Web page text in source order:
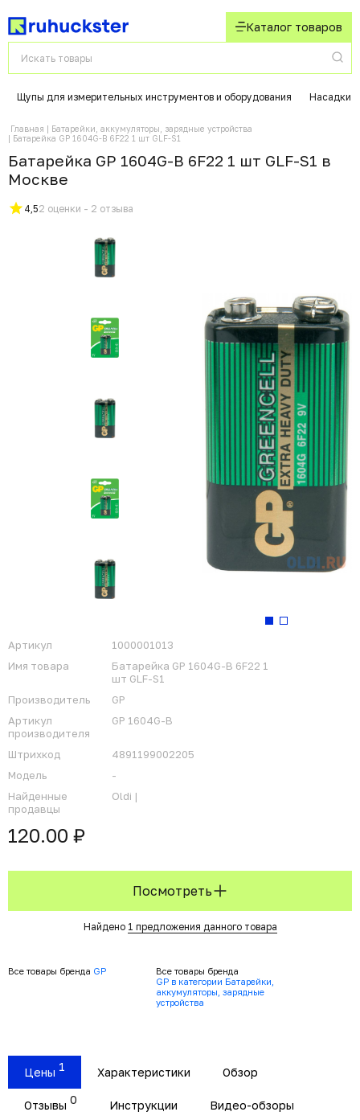
Каталог товаров
Щупы для измерительных инструментов и оборудования Насадки
Главная
Батарейки, аккумуляторы, зарядные устройства
Батарейка GP 1604G-B 6F22 1 шт GLF-S1
Батарейка GP 1604G-B 6F22 1 шт GLF-S1 в
Москвe
4,52 оценки - 2 отзыва
Артикул
1000001013
Имя товара
Батарейка GP 1604G-B 6F22 1
шт GLF-S1
Производитель
GP
Артикул
производителя
GP 1604G-B
Штрихкод
4891199002205
Модель
-
Найденные
продавцы
Oldi |
120.00 ₽
Посмотреть
Найдено 1 предложения данного товара
Все товары бренда GP
Все товары бренда
GP в категории Батарейки,
аккумуляторы, зарядные
устройства
Цены 1 Характеристики Обзор
Отзывы 0 Инструкции Видео-обзоры